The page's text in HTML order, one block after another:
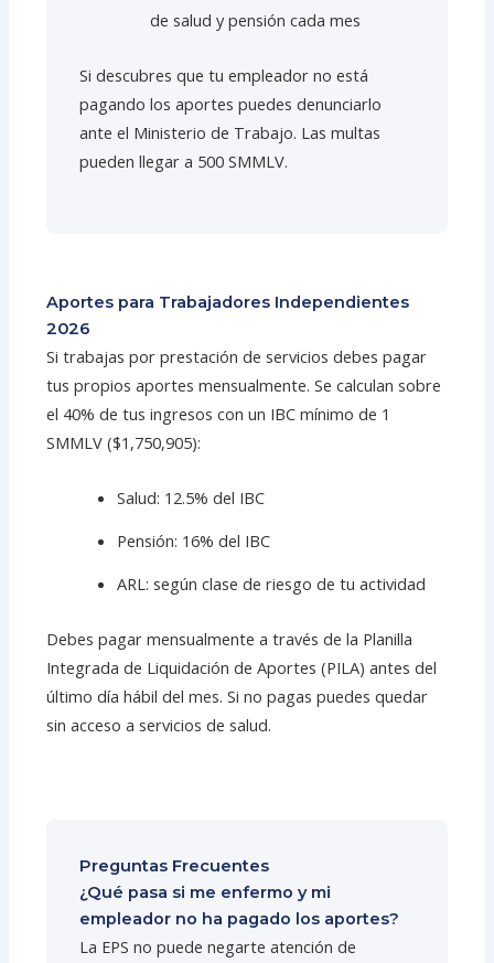
de salud y pensión cada mes
Si descubres que tu empleador no está
pagando los aportes puedes denunciarlo
ante el Ministerio de Trabajo. Las multas
pueden llegar a 500 SMMLV.
Aportes para Trabajadores Independientes
2026
Si trabajas por prestación de servicios debes pagar
tus propios aportes mensualmente. Se calculan sobre
el 40% de tus ingresos con un IBC mínimo de 1
SMMLV ($1,750,905):
Salud: 12.5% del IBC
Pensión: 16% del IBC
ARL: según clase de riesgo de tu actividad
Debes pagar mensualmente a través de la Planilla
Integrada de Liquidación de Aportes (PILA) antes del
último día hábil del mes. Si no pagas puedes quedar
sin acceso a servicios de salud.
Preguntas Frecuentes
¿Qué pasa si me enfermo y mi
empleador no ha pagado los aportes?
La EPS no puede negarte atención de